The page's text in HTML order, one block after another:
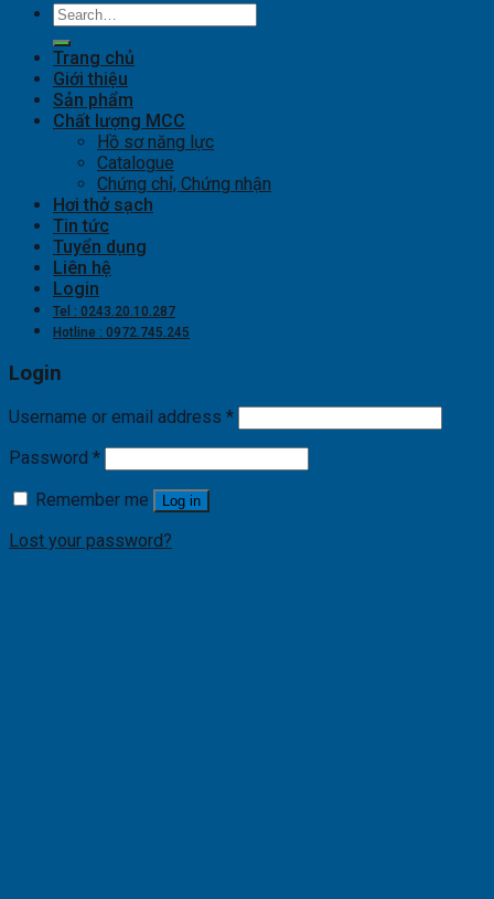
Search
for:
Trang chủ
Giới thiệu
Sản phẩm
Chất lượng MCC
Hồ sơ năng lực
Catalogue
Chứng chỉ, Chứng nhận
Hơi thở sạch
Tin tức
Tuyển dụng
Liên hệ
Login
Tel : 0243.20.10.287
Hotline : 0972.745.245
Login
Username or email address *
Password *
Remember me
Log in
Lost your password?